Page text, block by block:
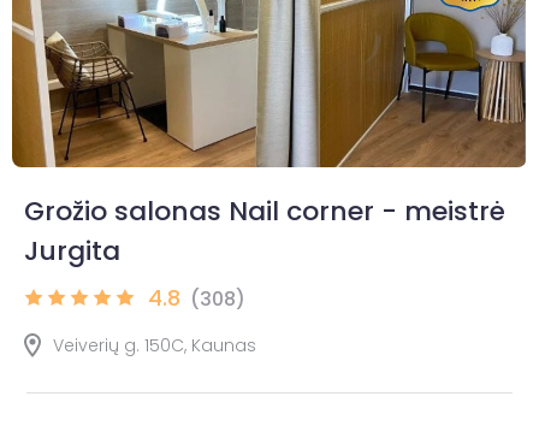
Grožio salonas Nail corner - meistrė
Jurgita
4.8 (308)
Veiverių g. 150C, Kaunas